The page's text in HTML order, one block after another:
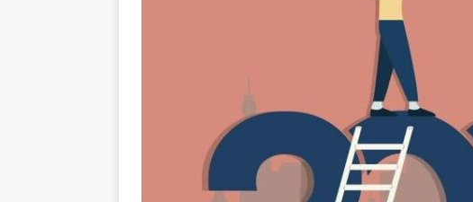
[ agosto 7, 2026 ]
El capitán
pretemporada: objetivos,